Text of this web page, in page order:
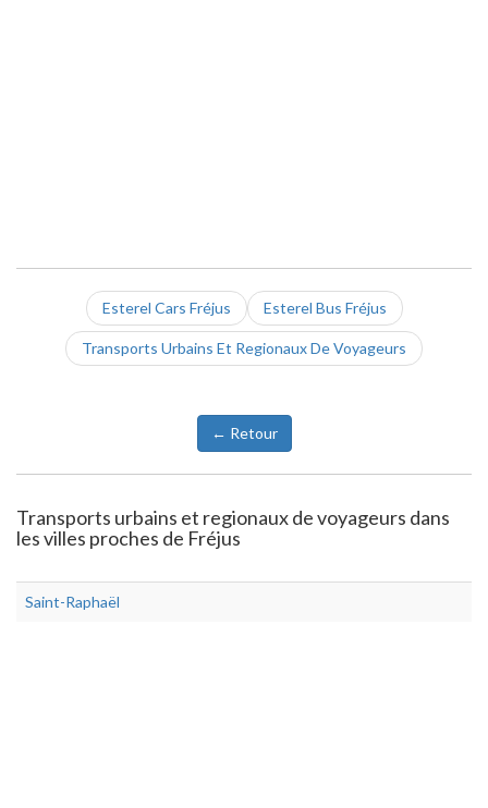
Esterel Cars Fréjus Esterel Bus Fréjus
Transports Urbains Et Regionaux De Voyageurs
← Retour
Transports urbains et regionaux de voyageurs dans
les villes proches de Fréjus
Saint-Raphaël